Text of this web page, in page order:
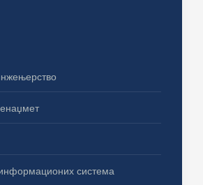
система